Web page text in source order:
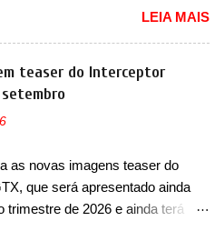
’16 em 1’, também chamado de
uma melhoria de
e integra 12 elementos de
eles, motor elétrico, controlador
conversor CC-CC, OBC,
gateway de domínio de energia.
recursos de software como
2025 que envolve os proprietários
Brasil. O chamado envolve
ano/modelo 2026 da picape
todas as versões com este
retornar a uma
que precisará ser
pode ter sido produzido de
O serviço já pode ser solucionado
LEIA MAIS
teaser do Interceptor
as novas imagens teaser do
que será apresentado ainda
trimestre de 2026 e ainda terá